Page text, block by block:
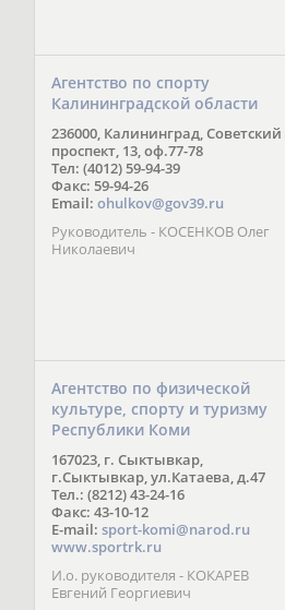
Агентство по спорту
Калининградской области
236000, Калининград, Советский
проспект, 13, оф.77-78
Тел: (4012) 59-94-39
Факс: 59-94-26
Email: ohulkov@gov39.ru
Руководитель - КОСЕНКОВ Олег
Николаевич
Агентство по физической
культуре, спорту и туризму
Республики Коми
167023, г. Сыктывкар,
г.Сыктывкар, ул.Катаева, д.47
Тел.: (8212) 43-24-16
Факс: 43-10-12
E-mail: sport-komi@narod.ru
www.sportrk.ru
И.о. руководителя - КОКАРЕВ
Евгений Георгиевич